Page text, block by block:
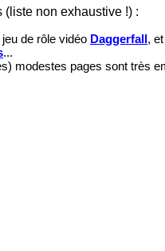
non exhaustive !) :
de rôle vidéo Daggerfall,
...
modestes pages sont très